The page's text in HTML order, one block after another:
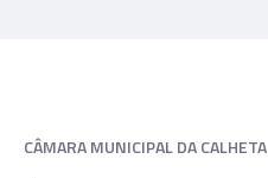
CÂMARA MUNICIPAL DA CALHETA